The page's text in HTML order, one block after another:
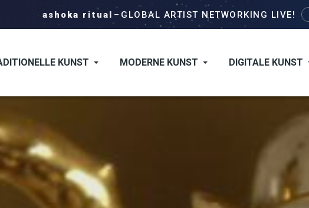
ashoka ritual – GLOBAL ARTIST NETWORKING LIVE!
KUNST MODERNE KUNST DIGITALE KUNST